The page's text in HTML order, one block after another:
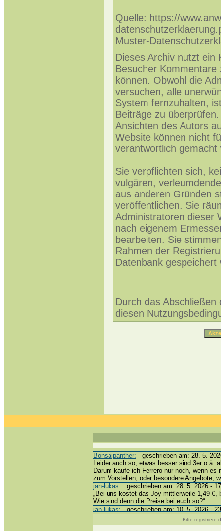
Quelle: https://
Muster-
Dieses Archiv nutzt ein
Besucher Kommentare
können. Obwohl die
versuchen, alle
System fernzuhalten,
Beiträge zu
Ansichten des Autors
Website können nicht
verantwortlich gemacht
Sie verpflichten sich,
vulgären,
aus anderen Gründen
veröffentlichen. Sie
Administratoren dieser
nach eigenem
bearbeiten. Sie
Rahmen der
Datenbank gespeichert
Durch das
diesen
Bonsaipanther: geschrieben am: 28. 5.
Leider auch so, etwas besser sind 3er o.ä.
Darum kaufe ich Ferrero nur noch, wenn es
zum Vorstellen, oder besondere Angebote,
jan-lukas: geschrieben am: 28. 5. 2026 -
„Bei uns kostet das Joy mittlerweile 1,49 €,
Wie sind denn die Preise bei euch so?“
jan-lukas:geschrieben am: 10. 5. 2026 -
Bonsaipanther:geschrieben am: 10. 5.
Bitte registriere